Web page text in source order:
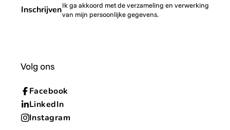
InschrijvenIk ga akkoord met de verzameling en verwerking
van mijn persoonlijke gegevens.
Volg ons
Facebook
LinkedIn
Instagram